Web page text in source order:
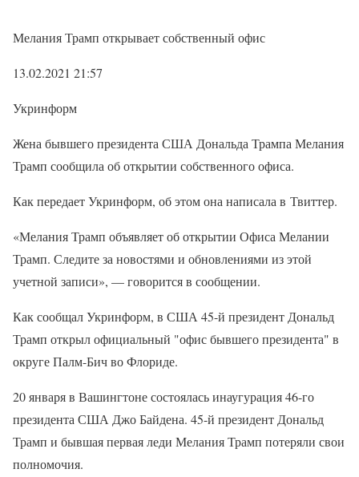
Мелания Трамп открывает собственный офис
13.02.2021 21:57
Укринформ
Жена бывшего президента США Дональда Трампа Мелания
Трамп сообщила об открытии собственного офиса.
Как передает Укринформ, об этом она написала в Твиттер.
«Мелания Трамп объявляет об открытии Офиса Мелании
Трамп. Следите за новостями и обновлениями из этой
учетной записи», — говорится в сообщении.
Как сообщал Укринформ, в США 45-й президент Дональд
Трамп открыл официальный "офис бывшего президента" в
округе Палм-Бич во Флориде.
20 января в Вашингтоне состоялась инаугурация 46-го
президента США Джо Байдена. 45-й президент Дональд
Трамп и бывшая первая леди Мелания Трамп потеряли свои
полномочия.